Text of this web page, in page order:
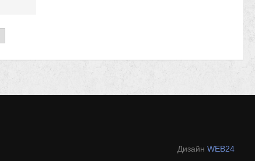
Дизайн WEB24